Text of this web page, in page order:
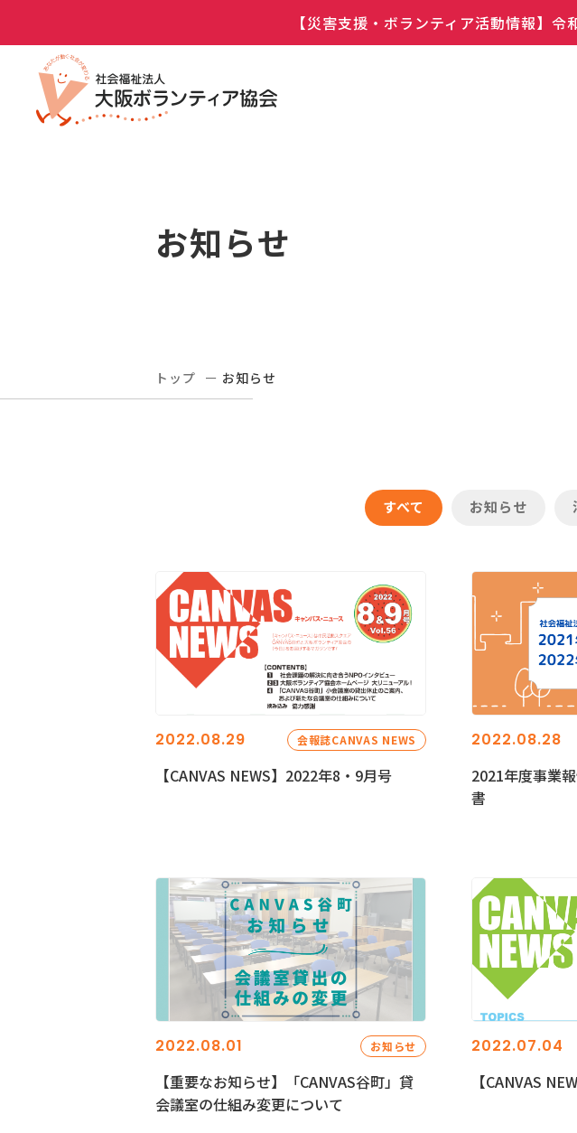
【災害支援・ボランティア活動情報】
お知らせ
トップ お知らせ
すべて お知らせ
2022.08.29 会報誌CANVAS NEWS
【CANVAS NEWS】2022年8・9月号
2022.08.28
2021年度事業
書
2022.08.01 お知らせ
【重要なお知らせ】「CANVAS谷町」貸
会議室の仕組み変更について
2022.07.04
【CANVAS